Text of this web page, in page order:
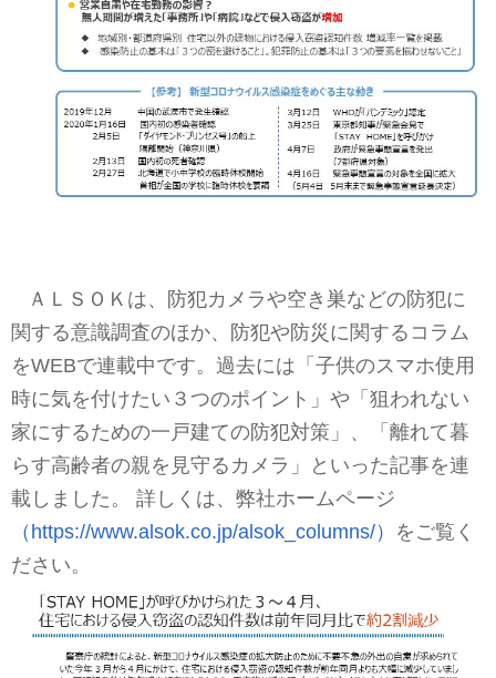
ＡＬＳＯＫは、防犯カメラや空き巣などの防犯に
関する意識調査のほか、防犯や防災に関するコラム
をWEBで連載中です。過去には「子供のスマホ使用
時に気を付けたい３つのポイント」や「狙われない
家にするための一戸建ての防犯対策」、「離れて暮
らす高齢者の親を見守るカメラ」といった記事を連
載しました。 詳しくは、弊社ホームページ
（https://www.alsok.co.jp/alsok_columns/） をご覧く
ださい。